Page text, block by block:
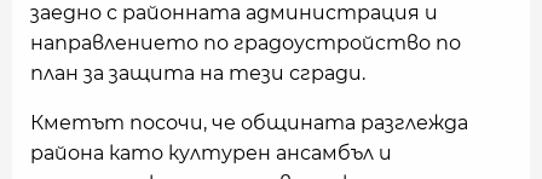
заедно с районната администрация и
направлението по градоустройство по
план за защита на тези сгради.
Кметът посочи, че общината разглежда
района като културен ансамбъл и